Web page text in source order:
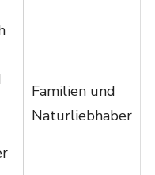
Familien und
Naturliebhaber